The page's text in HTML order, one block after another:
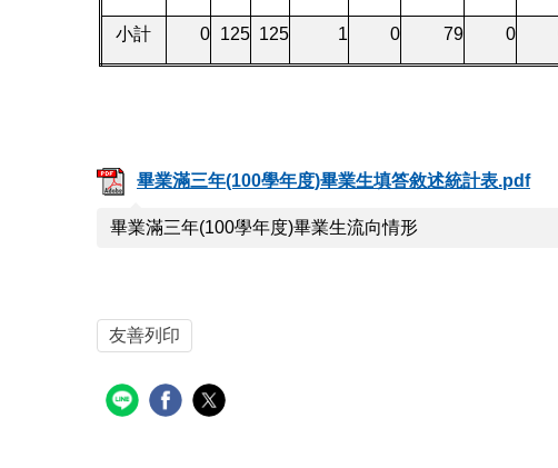
小計 0 125 125 1 0 79 0
畢業滿三年(100學年度)畢業生填答敘述統計表.pdf
畢業滿三年(100學年度)畢業生流向情形
友善列印